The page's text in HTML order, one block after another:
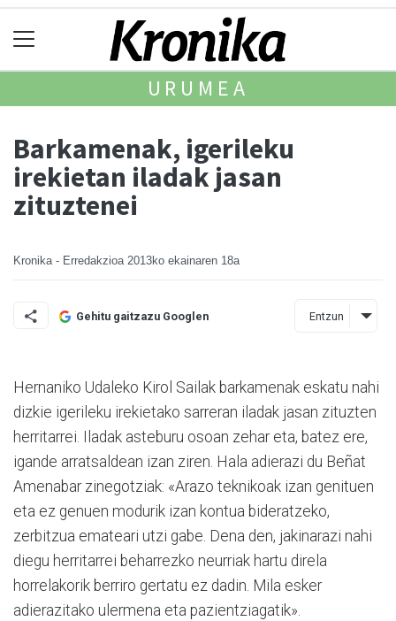
URUMEA
Barkamenak, igerileku
irekietan iladak jasan
zituztenei
Kronika - Erredakzioa 2013ko ekainaren 18a
Gehitu gaitzazu Googlen Entzun
Hernaniko Udaleko Kirol Sailak barkamenak eskatu nahi
dizkie igerileku irekietako sarreran iladak jasan zituzten
herritarrei. Iladak asteburu osoan zehar eta, batez ere,
igande arratsaldean izan ziren. Hala adierazi du Beñat
Amenabar zinegotziak: «Arazo teknikoak izan genituen
eta ez genuen modurik izan kontua bideratzeko,
zerbitzua emateari utzi gabe. Dena den, jakinarazi nahi
diegu herritarrei beharrezko neurriak hartu direla
horrelakorik berriro gertatu ez dadin. Mila esker
adierazitako ulermena eta pazientziagatik».